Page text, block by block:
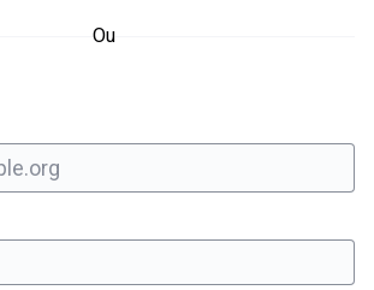
Ou
obligatoire
obligatoire